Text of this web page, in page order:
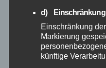
Januar 2026
Dezember 2025
November 2025
d) Einschränkung
Einschränkung
Markierung
künftige